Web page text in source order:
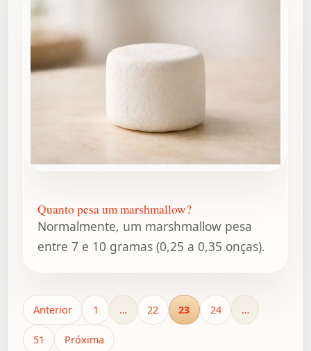
Quanto pesa um marshmallow?
Normalmente, um marshmallow pesa
entre 7 e 10 gramas (0,25 a 0,35 onças).
Anterior 1 … 22 23 24 …
51 Próxima